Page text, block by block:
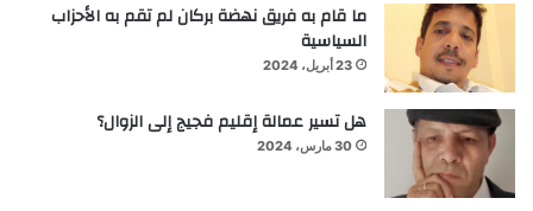
ما قام به فريق نهضة بركان لم تقم به الأحزاب
السياسية
23 أبريل، 2024
هل تسير عمالة إقليم فجيج إلى الزوال؟
30 مارس، 2024